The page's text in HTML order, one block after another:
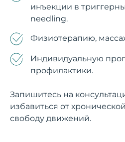
инъекции в
needling.
Физиотерапию,
Индивидуальную
профилактики.
Запишитесь на
избавиться от
свободу движений.